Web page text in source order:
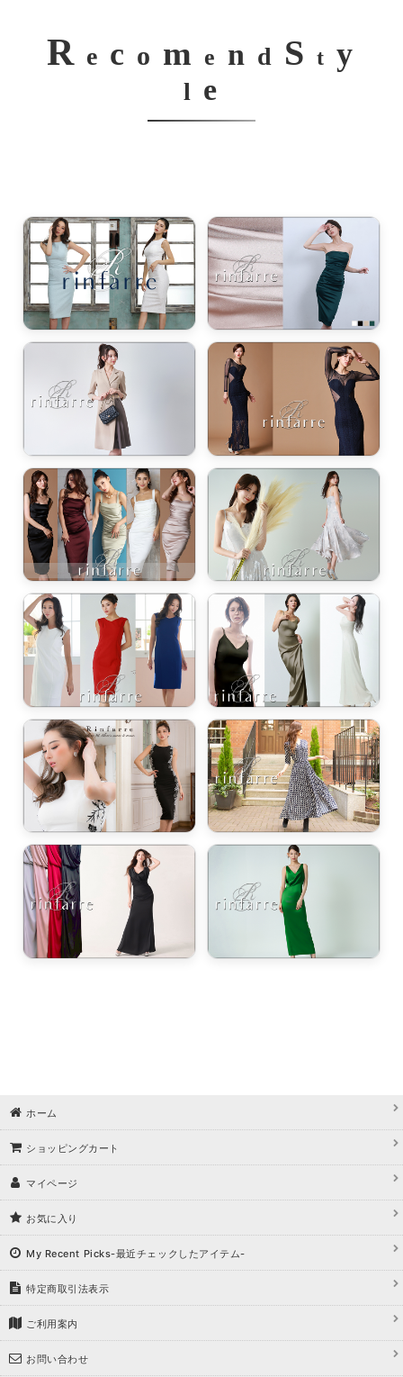
R e c o m e n d S t y
l e
ホーム
ショッピングカート
マイページ
お気に入り
My Recent Picks-最近チェックしたアイテム-
特定商取引法表示
ご利用案内
お問い合わせ